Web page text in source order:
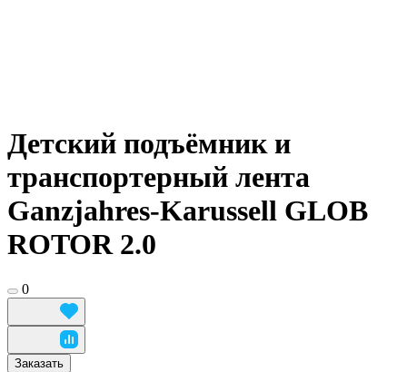
Детский подъёмник и
транспортерный лента
Ganzjahres-Karussell GLOB
ROTOR 2.0
0
Заказать